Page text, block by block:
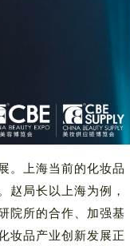
。上海当前的化妆品
赵局长以上海为例，
院所的合作、加强基
妆品产业创新发展正